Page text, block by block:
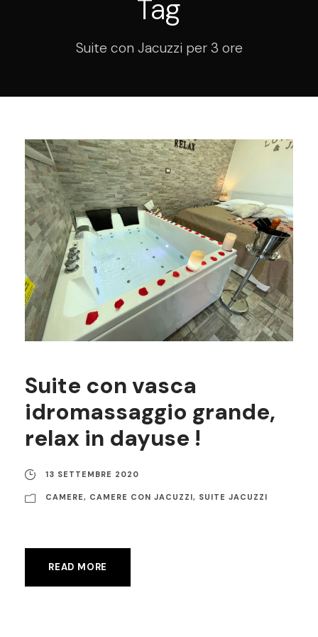
Tag
Suite con Jacuzzi per 3 ore
Suite con vasca
idromassaggio grande,
relax in dayuse !
13 SETTEMBRE 2020
CAMERE, CAMERE CON JACUZZI, SUITE JACUZZI
READ MORE